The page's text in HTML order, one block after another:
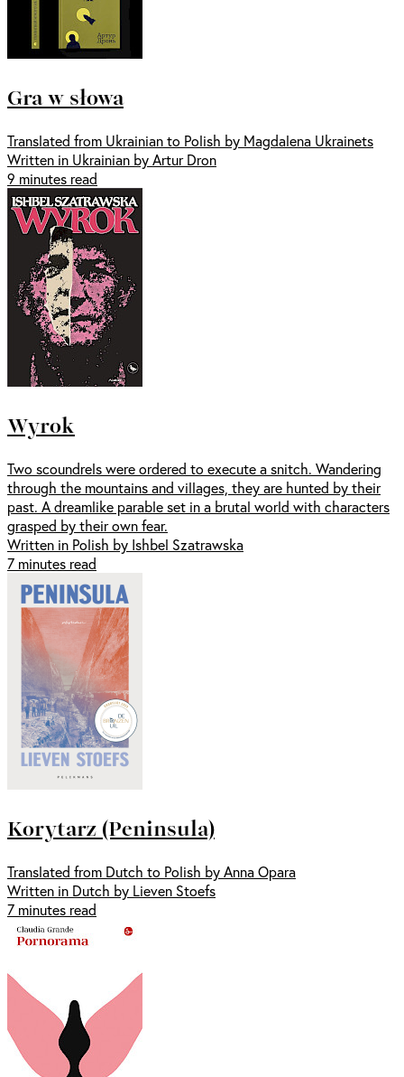
Gra w słowa
Translated from Ukrainian to Polish by Magdalena Ukrainets
Written in Ukrainian by Artur Dron
9 minutes read
Wyrok
Two scoundrels were ordered to execute a snitch. Wandering
through the mountains and villages, they are hunted by their
past. A dreamlike parable set in a brutal world with characters
grasped by their own fear.
Written in Polish by Ishbel Szatrawska
7 minutes read
Korytarz (Peninsula)
Translated from Dutch to Polish by Anna Opara
Written in Dutch by Lieven Stoefs
7 minutes read